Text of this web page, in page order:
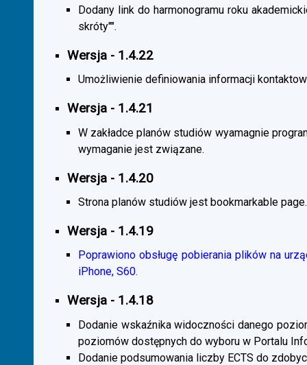
Dodany link do harmonogramu roku
skróty"".
Wersja - 1.4.22
Umożliwienie definiowania informacji
Wersja - 1.4.21
W zakładce planów studiów wyamagnie
wymaganie jest związane.
Wersja - 1.4.20
Strona planów studiów jest bookmarkable page.
Wersja - 1.4.19
Poprawiono obsługę pobierania plików na
iPhone, S60.
Wersja - 1.4.18
Dodanie wskaźnika widoczności danego
poziomów dostępnych do wyboru w Portalu
Dodanie podsumowania liczby ECTS do